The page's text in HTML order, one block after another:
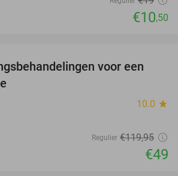
€10,50
59%
voor een
10.0 star
Regulier €119,95
€49